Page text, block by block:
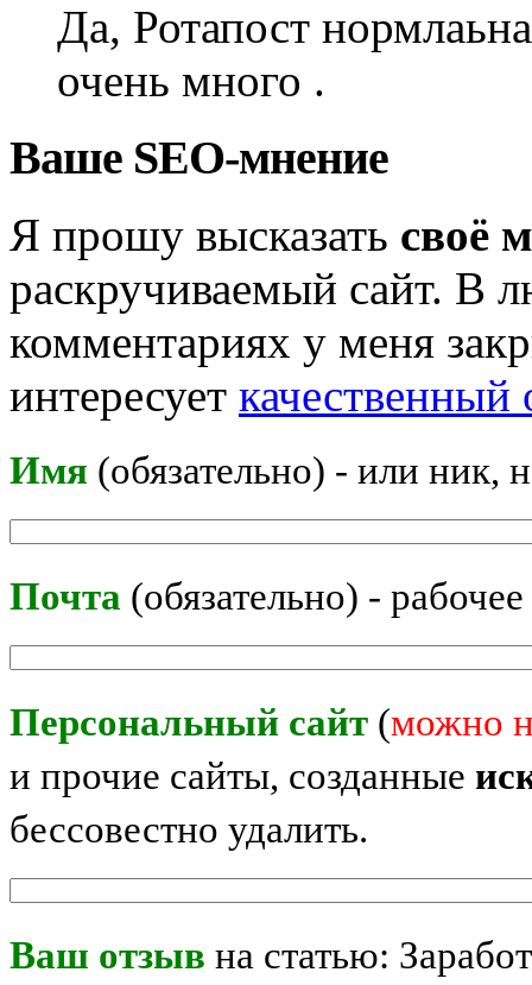
Да, Ротапост
очень много .
Ваше SEO-мнение
Я прошу высказать своё
раскручиваемый сайт. В
комментариях у меня
интересует
Имя (обязательно) - или ник,
Почта (обязательно) -
Персональный сайт (можно
и прочие сайты, созданные
бессовестно удалить.
Ваш отзыв на статью: